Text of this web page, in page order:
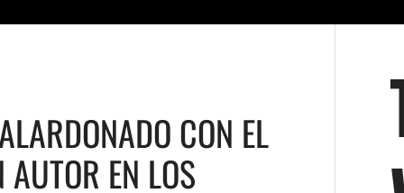
CON EL
EN LOS